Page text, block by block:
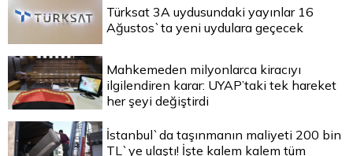
Türksat 3A uydusundaki yayınlar 16
Ağustos`ta yeni uydulara geçecek
Mahkemeden milyonlarca kiracıyı
ilgilendiren karar: UYAP’taki tek hareket
her şeyi değiştirdi
İstanbul`da taşınmanın maliyeti 200 bin
TL`ye ulaştı! İşte kalem kalem tüm